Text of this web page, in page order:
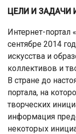
ЦЕЛИ И ЗАДАЧИ
Интернет-портал
сентябре 2014
искусства и
коллективов и
В стране до
портала, на
творческих
информация
некоторых